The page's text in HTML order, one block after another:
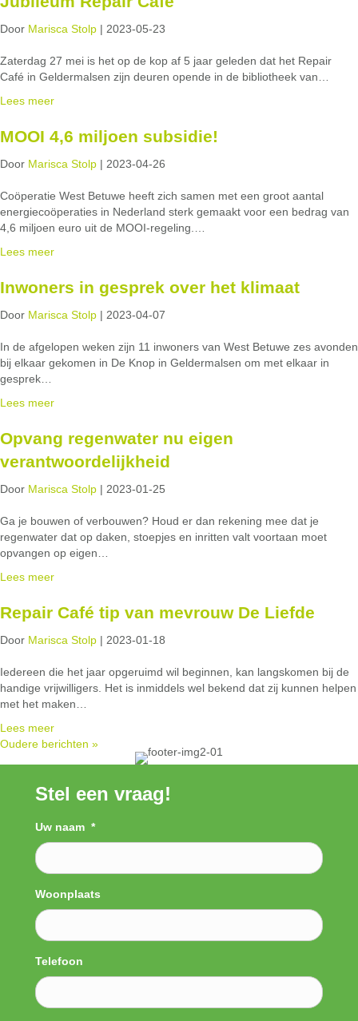
Door Marisca Stolp | 2023-05-23
Zaterdag 27 mei is het op de kop af 5 jaar geleden dat het Repair
Café in Geldermalsen zijn deuren opende in de bibliotheek van…
Lees meer
MOOI 4,6 miljoen subsidie!
Door Marisca Stolp | 2023-04-26
Coöperatie West Betuwe heeft zich samen met een groot aantal
energiecoöperaties in Nederland sterk gemaakt voor een bedrag van
4,6 miljoen euro uit de MOOI-regeling.…
Lees meer
Inwoners in gesprek over het klimaat
Door Marisca Stolp | 2023-04-07
In de afgelopen weken zijn 11 inwoners van West Betuwe zes avonden
bij elkaar gekomen in De Knop in Geldermalsen om met elkaar in
gesprek…
Lees meer
Opvang regenwater nu eigen
verantwoordelijkheid
Door Marisca Stolp | 2023-01-25
Ga je bouwen of verbouwen? Houd er dan rekening mee dat je
regenwater dat op daken, stoepjes en inritten valt voortaan moet
opvangen op eigen…
Lees meer
Repair Café tip van mevrouw De Liefde
Door Marisca Stolp | 2023-01-18
Iedereen die het jaar opgeruimd wil beginnen, kan langskomen bij de
handige vrijwilligers. Het is inmiddels wel bekend dat zij kunnen helpen
met het maken…
Lees meer
Oudere berichten »
Stel een vraag!
Uw naam *
Woonplaats
Telefoon